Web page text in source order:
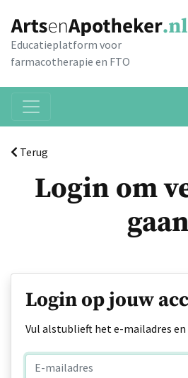
Educatieplatform voor
farmacotherapie en FTO
Terug
Login om
gaan
Login op jouw
Vul alstublieft het e-mailadres